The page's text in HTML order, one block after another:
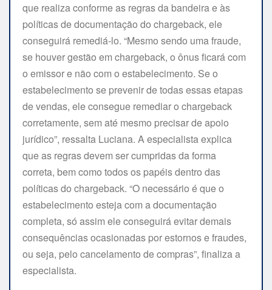
que realiza conforme as regras da bandeira e às
políticas de documentação do chargeback, ele
conseguirá remediá-lo. “Mesmo sendo uma fraude,
se houver gestão em chargeback, o ônus ficará com
o emissor e não com o estabelecimento. Se o
estabelecimento se prevenir de todas essas etapas
de vendas, ele consegue remediar o chargeback
corretamente, sem até mesmo precisar de apoio
jurídico”, ressalta Luciana. A especialista explica
que as regras devem ser cumpridas da forma
correta, bem como todos os papéis dentro das
políticas do chargeback. “O necessário é que o
estabelecimento esteja com a documentação
completa, só assim ele conseguirá evitar demais
consequências ocasionadas por estornos e fraudes,
ou seja, pelo cancelamento de compras”, finaliza a
especialista.